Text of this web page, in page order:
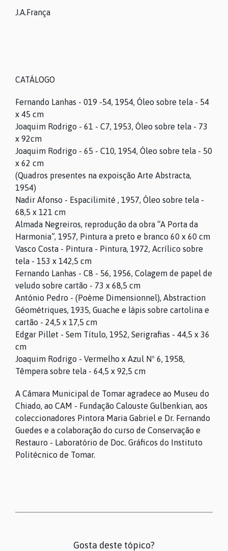
J.A.França
CATÁLOGO
Fernando Lanhas - 019 -54, 1954, Óleo sobre tela - 54
x 45 cm
Joaquim Rodrigo - 61 - C7, 1953, Óleo sobre tela - 73
x 92cm
Joaquim Rodrigo - 65 - C10, 1954, Óleo sobre tela - 50
x 62 cm
(Quadros presentes na expoisção Arte Abstracta,
1954)
Nadir Afonso - Espacilimité , 1957, Óleo sobre tela -
68,5 x 121 cm
Almada Negreiros, reprodução da obra “A Porta da
Harmonia”, 1957, Pintura a preto e branco 60 x 60 cm
Vasco Costa - Pintura - Pintura, 1972, Acrílico sobre
tela - 153 x 142,5 cm
Fernando Lanhas - C8 - 56, 1956, Colagem de papel de
veludo sobre cartão - 73 x 68,5 cm
António Pedro - (Poème Dimensionnel), Abstraction
Géométriques, 1935, Guache e lápis sobre cartolina e
cartão - 24,5 x 17,5 cm
Edgar Pillet - Sem Título, 1952, Serigrafias - 44,5 x 36
cm
Joaquim Rodrigo - Vermelho x Azul Nº 6, 1958,
Têmpera sobre tela - 64,5 x 92,5 cm
A Câmara Municipal de Tomar agradece ao Museu do
Chiado, ao CAM - Fundação Calouste Gulbenkian, aos
coleccionadores Pintora Maria Gabriel e Dr. Fernando
Guedes e a colaboração do curso de Conservação e
Restauro - Laboratório de Doc. Gráficos do Instituto
Politécnico de Tomar.
Gosta deste tópico?